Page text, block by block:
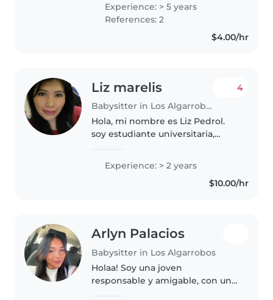
de manera constante. Durante
este tiempo he aprendido a
Experience: > 5 years
References: 2
$4.00/hr
Liz marelis
Babysitter in Los Algarrobos
4
Hola, mi nombre es Liz Pedrol.
soy estudiante universitaria,
los niños, soy muy paciente, soy
una persona tranquila. soy
testigo de Jehová, me tomo..
Experience: > 2 years
$10.00/hr
Arlyn Palacios
Babysitter in Los Algarrobos
Holaa! Soy una joven
responsable y amigable, con una